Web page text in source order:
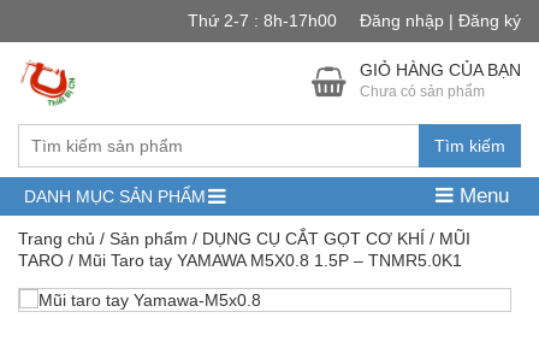
Thứ 2-7 : 8h-17h00 Đăng nhập | Đăng ký
Tìm kiếm
GIỎ HÀNG CỦA BẠN
Chưa có sản phẩm
DANH MỤC SẢN PHẨM Menu
Trang chủ / Sản phẩm / DỤNG CỤ CẮT GỌT CƠ KHÍ / MŨI
TARO / Mũi Taro tay YAMAWA M5X0.8 1.5P – TNMR5.0K1